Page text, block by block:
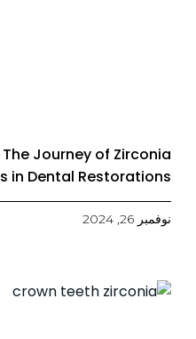
Journey of Zirconia
in Dental Restorations
نوفمبر 26, 2024